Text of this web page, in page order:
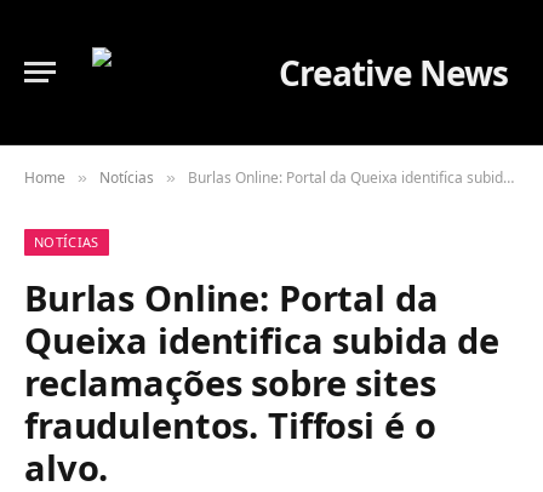
Home » Notícias » Burlas Online: Portal da Queixa identifica subida de reclamações sobre sites fraudulentos. Tiffosi é o alvo.
NOTÍCIAS
Burlas Online: Portal da
Queixa identifica subida de
reclamações sobre sites
fraudulentos. Tiffosi é o
alvo.